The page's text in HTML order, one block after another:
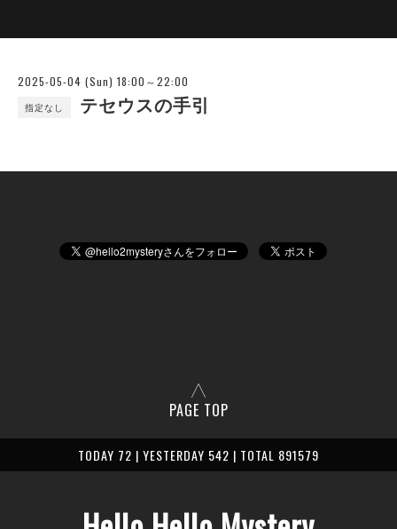
2025-05-04 (Sun) 18:00～22:00
指定なし テセウスの手引
PAGE TOP
TODAY 72 | YESTERDAY 542 | TOTAL 891579